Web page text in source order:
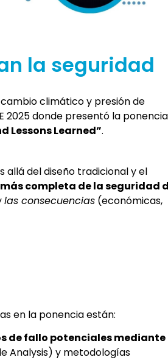
la seguridad
climático y presión de
2025 donde presentó la ponencia
Lessons Learned”.
allá del diseño tradicional y el
completa de la seguridad
las consecuencias (económicas,
en la ponencia están:
de fallo potenciales mediante
Analysis) y metodologías